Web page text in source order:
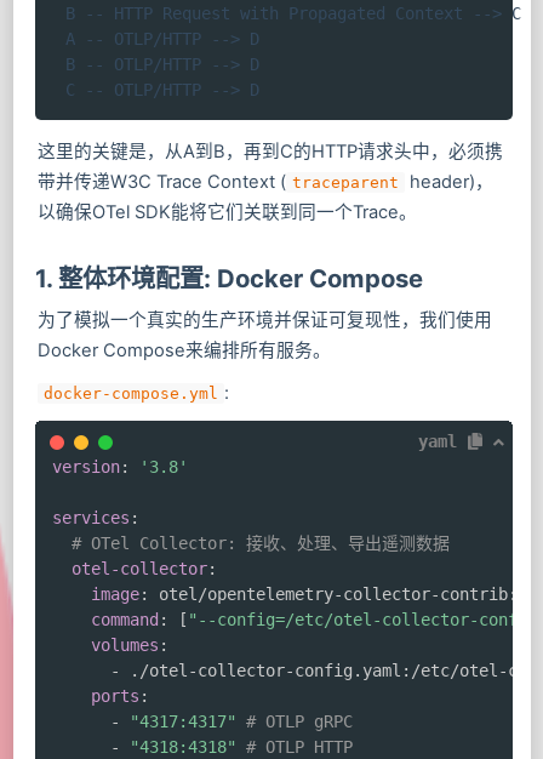
    B -- HTTP Request with Propagated Context --> C
    A -- OTLP/HTTP --> D
    B -- OTLP/HTTP --> D
    C -- OTLP/HTTP --> D
这里的关键是，从A到B，再到C的HTTP请求头中，必须携
带并传递W3C Trace Context ( traceparent
header)，
以确保OTel SDK能将它们关联到同一个Trace。
1. 整体环境配置: Docker Compose
为了模拟一个真实的生产环境并保证可复现性，我们使用
Docker Compose来编排所有服务。
docker-compose.yml :
yaml
version: '3.8'
services :
# OTel Collector: 接收、处理、导出遥测数据
otel-collector:
image: otel/opentelemetry-collector-contrib:
command : [ "--config=/etc/otel-collector-
volumes :
- ./otel -collector-config.yaml : /etc/otel -
ports :
-
"4317:4317"
# OTLP gRPC
-
"4318:4318"
# OTLP HTTP